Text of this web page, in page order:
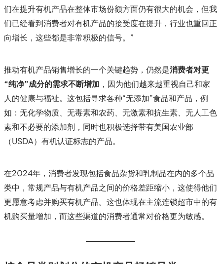
们在提升有机产品在整体市场份额方面仍有很大的机会，但我
们已经看到消费者对有机产品的接受度在提升，行业也重回正
向增长，这些都是非常积极的信号。”
推动有机产品销售增长的一个关键趋势，仍然是消费者对更
“纯净”成分的需求不断增加 ，因为他们越来越重视自己和家
人的健康与福祉。这包括寻求各种“无添加”食品和产品，例
如：无化学物质、无毒素和农药、无激素和抗生素、无人工色
素和不必要的添加剂，同时也积极选择带有美国农业部
（USDA）有机认证标志的产品。
在2024年，消费者发现包括食品杂货和乳制品在内的多个品
类中，常规产品与有机产品之间的价格差距缩小，这使得他们
更愿意考虑并购买有机产品。这也体现在主流连锁超市中的有
机购买量增加，而这些渠道的消费者通常对价格更为敏感。